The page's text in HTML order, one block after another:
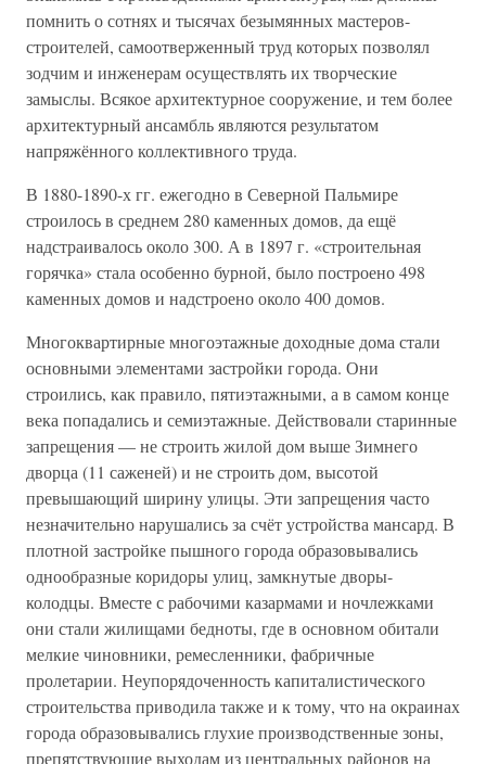
помнить о сотнях и тысячах безымянных мастеров-
строителей, самоотверженный труд которых позволял
зодчим и инженерам осуществлять их творческие
замыслы. Всякое архитектурное сооружение, и тем более
архитектурный ансамбль являются результатом
напряжённого коллективного труда.
В 1880-1890-х гг. ежегодно в Северной Пальмире
строилось в среднем 280 каменных домов, да ещё
надстраивалось около 300. А в 1897 г. «строительная
горячка» стала особенно бурной, было построено 498
каменных домов и надстроено около 400 домов.
Многоквартирные многоэтажные доходные дома стали
основными элементами застройки города. Они
строились, как правило, пятиэтажными, а в самом конце
века попадались и семиэтажные. Действовали старинные
запрещения — не строить жилой дом выше Зимнего
дворца (11 саженей) и не строить дом, высотой
превышающий ширину улицы. Эти запрещения часто
незначительно нарушались за счёт устройства мансард. В
плотной застройке пышного города образовывались
однообразные коридоры улиц, замкнутые дворы-
колодцы. Вместе с рабочими казармами и ночлежками
они стали жилищами бедноты, где в основном обитали
мелкие чиновники, ремесленники, фабричные
пролетарии. Неупорядоченность капиталистического
строительства приводила также и к тому, что на окраинах
города образовывались глухие производственные зоны,
препятствующие выходам из центральных районов на